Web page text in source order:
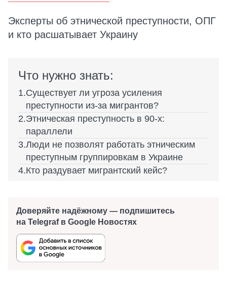
Эксперты об этнической преступности, ОПГ
и кто расшатывает Украину
Что нужно знать:
Существует ли угроза усиления
преступности из-за мигрантов?
Этническая преступность в 90-х:
параллели
Люди не позволят работать этническим
преступным группировкам в Украине
Кто раздувает мигрантский кейс?
Доверяйте надёжному — подпишитесь
на Telegraf в Google Новостях